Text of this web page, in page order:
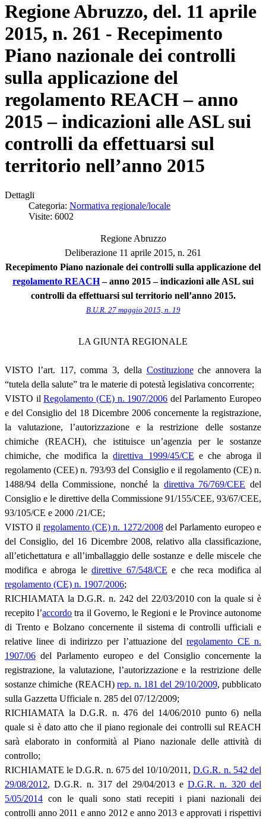
Regione Abruzzo, del. 11 aprile
2015, n. 261 - Recepimento
Piano nazionale dei controlli
sulla applicazione del
regolamento REACH – anno
2015 – indicazioni alle ASL sui
controlli da effettuarsi sul
territorio nell’anno 2015
Dettagli
Categoria: Normativa regionale/locale
Visite: 6002
Regione Abruzzo
Deliberazione 11 aprile 2015, n. 261
Recepimento Piano nazionale dei controlli sulla applicazione del
regolamento REACH– anno 2015 – indicazioni alle ASL sui
controlli da effettuarsi sul territorio nell’anno 2015.
B.U.R. 27 maggio 2015, n. 19
LA GIUNTA REGIONALE
VISTO l’art. 117, comma 3, della Costituzioneche annovera la
“tutela della salute” tra le materie di potestà legislativa concorrente;
VISTO ilRegolamento (CE) n. 1907/2006 del Parlamento Europeo
e del Consiglio del 18 Dicembre 2006 concernente la registrazione,
la valutazione, l’autorizzazione e la restrizione delle sostanze
chimiche (REACH), che istituisce un’agenzia per le sostanze
chimiche, che modifica ladirettiva 1999/45/CE e che abroga il
regolamento (CEE) n. 793/93 del Consiglio e il regolamento (CE) n.
1488/94 della Commissione, nonché la direttiva 76/769/CEE del
Consiglio e le direttive della Commissione 91/155/CEE, 93/67/CEE,
93/105/CE e 2000 /21/CE;
VISTO il regolamento (CE) n. 1272/2008del Parlamento europeo e
del Consiglio, del 16 Dicembre 2008, relativo alla classificazione,
all’etichettatura e all’imballaggio delle sostanze e delle miscele che
modifica e abroga le direttive 67/548/CE e che reca modifica al
regolamento (CE) n. 1907/2006;
RICHIAMATA la D.G.R. n. 242 del 22/03/2010 con la quale si è
recepito l’accordo tra il Governo, le Regioni e le Province autonome
di Trento e Bolzano concernente il sistema di controlli ufficiali e
relative linee di indirizzo per l’attuazione delregolamento CE n.
1907/06 del Parlamento europeo e del Consiglio concernente la
registrazione, la valutazione, l’autorizzazione e la restrizione delle
sostanze chimiche (REACH)rep. n. 181 del 29/10/2009, pubblicato
sulla Gazzetta Ufficiale n. 285 del 07/12/2009;
RICHIAMATA la D.G.R. n. 476 del 14/06/2010 punto 6) nella
quale si è dato atto che il piano regionale dei controlli sul REACH
sarà elaborato in conformità al Piano nazionale delle attività di
controllo;
RICHIAMATE le D.G.R. n. 675 del 10/10/2011,D.G.R. n. 542 del
29/08/2012, D.G.R. n. 317 del 29/04/2013 eD.G.R. n. 320 del
5/05/2014 con le quali sono stati recepiti i piani nazionali dei
controlli anno 2011 e anno 2012 e anno 2013 e approvati i rispettivi